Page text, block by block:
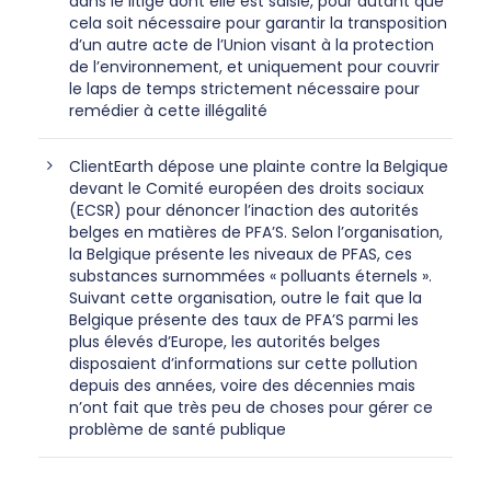
cela soit nécessaire pour garantir la transposition
d’un autre acte de l’Union visant à la protection
de l’environnement, et uniquement pour couvrir
le laps de temps strictement nécessaire pour
remédier à cette illégalité
ClientEarth dépose une plainte contre la Belgique
devant le Comité européen des droits sociaux
(ECSR) pour dénoncer l’inaction des autorités
belges en matières de PFA’S. Selon l’organisation,
la Belgique présente les niveaux de PFAS, ces
substances surnommées « polluants éternels ».
Suivant cette organisation, outre le fait que la
Belgique présente des taux de PFA’S parmi les
plus élevés d’Europe, les autorités belges
disposaient d’informations sur cette pollution
depuis des années, voire des décennies mais
n’ont fait que très peu de choses pour gérer ce
problème de santé publique